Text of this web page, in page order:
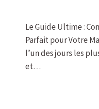
Le Guide Ultime :
Parfait pour Votre
l’un des jours les
et…